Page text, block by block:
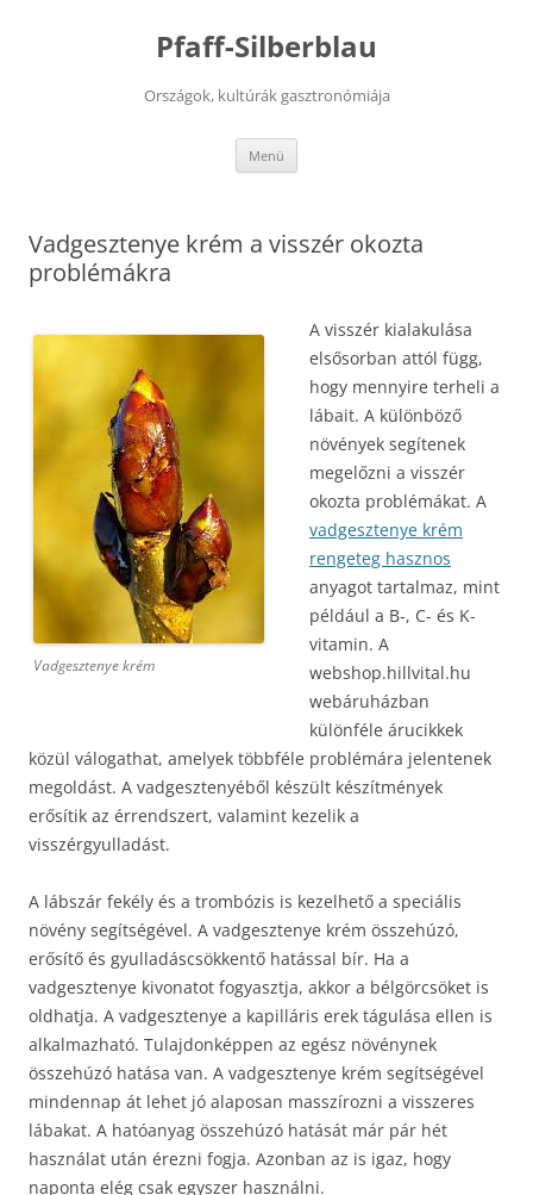
Pfaff-Silberblau
Országok, kultúrák gasztronómiája
Menü
Vadgesztenye krém a visszér okozta
problémákra
Vadgesztenye krém
A visszér kialakulása
elsősorban attól függ,
hogy mennyire terheli a
lábait. A különböző
növények segítenek
megelőzni a visszér
okozta problémákat. A
vadgesztenye krém
rengeteg hasznos
anyagot tartalmaz, mint
például a B-, C- és K-
vitamin. A
webshop.hillvital.hu
webáruházban
különféle árucikkek
közül válogathat, amelyek többféle problémára jelentenek
megoldást. A vadgesztenyéből készült készítmények
erősítik az érrendszert, valamint kezelik a
visszérgyulladást.
A lábszár fekély és a trombózis is kezelhető a speciális
növény segítségével. A vadgesztenye krém összehúzó,
erősítő és gyulladáscsökkentő hatással bír. Ha a
vadgesztenye kivonatot fogyasztja, akkor a bélgörcsöket is
oldhatja. A vadgesztenye a kapilláris erek tágulása ellen is
alkalmazható. Tulajdonképpen az egész növénynek
összehúzó hatása van. A vadgesztenye krém segítségével
mindennap át lehet jó alaposan masszírozni a visszeres
lábakat. A hatóanyag összehúzó hatását már pár hét
használat után érezni fogja. Azonban az is igaz, hogy
naponta elég csak egyszer használni.